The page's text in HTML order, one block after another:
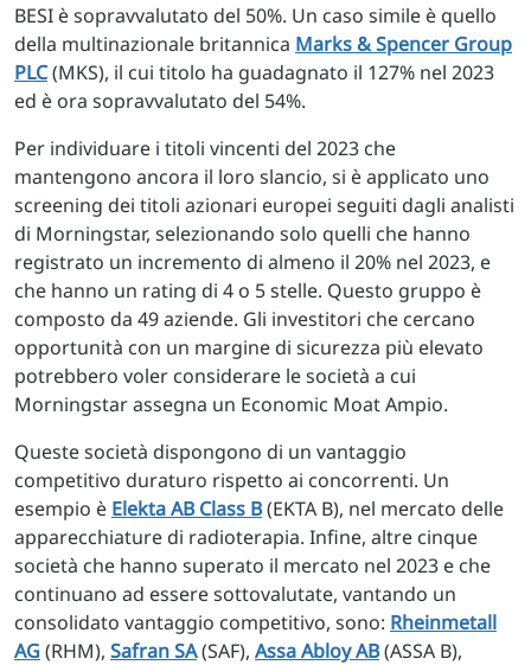
BESI è sopravvalutato del 50%. Un caso simile è quello
della multinazionale britannica Marks & Spencer Group
PLC(MKS), il cui titolo ha guadagnato il 127% nel 2023
ed è ora sopravvalutato del 54%.
Per individuare i titoli vincenti del 2023 che
mantengono ancora il loro slancio, si è applicato uno
screening dei titoli azionari europei seguiti dagli analisti
di Morningstar, selezionando solo quelli che hanno
registrato un incremento di almeno il 20% nel 2023, e
che hanno un rating di 4 o 5 stelle. Questo gruppo è
composto da 49 aziende. Gli investitori che cercano
opportunità con un margine di sicurezza più elevato
potrebbero voler considerare le società a cui
Morningstar assegna un Economic Moat Ampio.
Queste società dispongono di un vantaggio
competitivo duraturo rispetto ai concorrenti. Un
esempio è Elekta AB Class B(EKTA B), nel mercato delle
apparecchiature di radioterapia. Infine, altre cinque
società che hanno superato il mercato nel 2023 e che
continuano ad essere sottovalutate, vantando un
consolidato vantaggio competitivo, sono: Rheinmetall
AG(RHM), Safran SA(SAF), Assa AbloyAB(ASSA B),